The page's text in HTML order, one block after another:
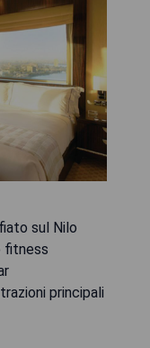
sul Nilo
fitness
principali